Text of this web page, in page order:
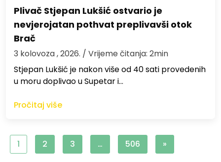
Plivač Stjepan Lukšić ostvario je
nevjerojatan pothvat preplivavši otok
Brač
3 kolovoza , 2026. / Vrijeme čitanja: 2min
St​jepan Lukšić je nakon više od 40 sati provedenih
u moru doplivao u Supetar i…
Pročitaj više
1 2 3 … 506 »